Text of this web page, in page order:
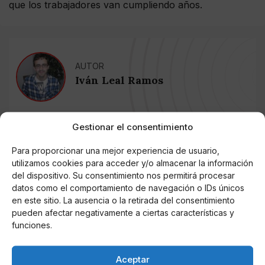
Gestionar el consentimiento
Para proporcionar una mejor experiencia de usuario,
utilizamos cookies para acceder y/o almacenar la información
del dispositivo. Su consentimiento nos permitirá procesar
datos como el comportamiento de navegación o IDs únicos
en este sitio. La ausencia o la retirada del consentimiento
pueden afectar negativamente a ciertas características y
funciones.
Aceptar
que los trabajadores van cumpliendo años.
AUTOR
Iván Leal Ramos
Noticias relacionadas
Online Casino
Mejores Cripto Casinos Online en
Colombia 2025: Bitcoin Casinos
Online Casino
Mejores Casinos Online con Bitcoin y
Online Casino